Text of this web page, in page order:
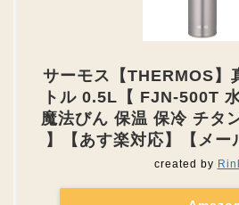
サーモス【THERMOS】
トル 0.5L【 FJN-500T
魔法びん 保温 保冷 チタ
】【あす楽対応】【メ
created by